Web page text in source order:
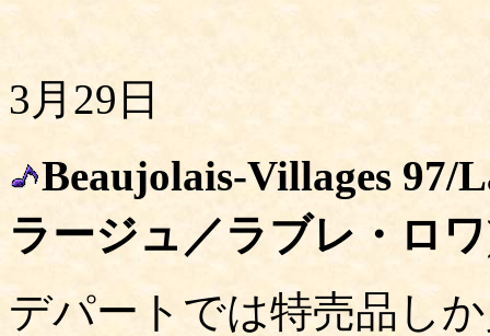
3月29日
Beaujolais-Villages 97/
ラージュ／ラブレ・ロ
デパートでは特売品し